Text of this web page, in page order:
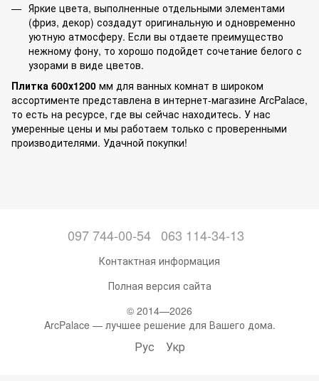
Яркие цвета, выполненные отдельными элементами
(фриз, декор) создадут оригинальную и одновременно
уютную атмосферу. Если вы отдаете преимущество
нежному фону, то хорошо подойдет сочетание белого с
узорами в виде цветов.
Плитка 600х1200 мм для ванных комнат в широком
ассортименте представлена в интернет-магазине ArcPalace,
то есть на ресурсе, где вы сейчас находитесь. У нас
умеренные цены и мы работаем только с проверенными
производителями. Удачной покупки!
097 744-00-54 063 114-34-13
Контактная информация
Полная версия сайта
© 2014—2026
ArcPalace — лучшее решение для Вашего дома.
Рус Укр